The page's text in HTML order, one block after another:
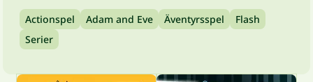
Actionspel Adam and Eve Äventyrsspel
Flash
Serier